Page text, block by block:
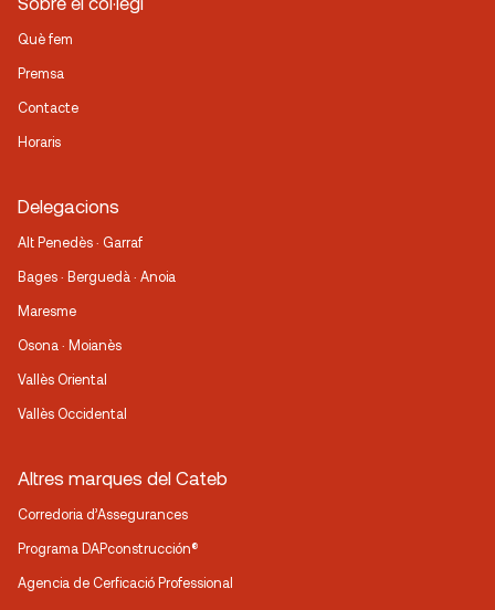
Què fem
Premsa
Contacte
Horaris
Delegacions
Alt Penedès · Garraf
Bages · Berguedà · Anoia
Maresme
Osona · Moianès
Vallès Oriental
Vallès Occidental
Altres marques del Cateb
Corredoria d’Assegurances
Programa DAPconstrucción®
Agencia de Cerficació Professional